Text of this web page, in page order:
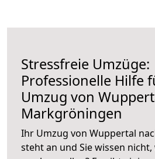
Stressfreie Umzüge:
Professionelle Hilfe
Umzug von
Markgröningen
Ihr Umzug von Wuppertal
steht an und Sie wissen nicht,